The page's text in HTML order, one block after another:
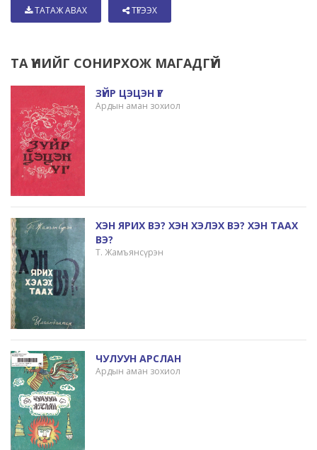
ТАТАЖ АВАХ ТҮГЭЭХ
ТА ҮҮНИЙГ СОНИРХОЖ МАГАДГҮЙ
ЗҮЙР ЦЭЦЭН ҮГ
Ардын аман зохиол
ХЭН ЯРИХ ВЭ? ХЭН ХЭЛЭХ ВЭ? ХЭН ТААХ
ВЭ?
Т. Жамъянсүрэн
ЧУЛУУН АРСЛАН
Ардын аман зохиол